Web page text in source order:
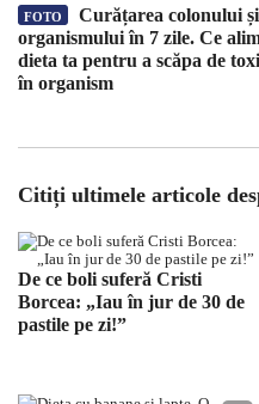
FOTO
Curățarea colonului
organismului în 7 zile. Ce
dieta ta pentru a scăpa de
în organism
Citiți ultimele articole
De ce boli suferă Cristi
Borcea: „Iau în jur de 30 de
pastile pe zi!”